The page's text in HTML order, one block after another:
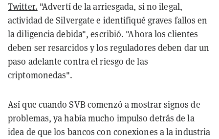
Twitter. "Advertí de la arriesgada, si no ilegal,
actividad de Silvergate e identifiqué graves fallos en
la diligencia debida", escribió. "Ahora los clientes
deben ser resarcidos y los reguladores deben dar un
paso adelante contra el riesgo de las
criptomonedas".
Así que cuando SVB comenzó a mostrar signos de
problemas, ya había mucho impulso detrás de la
idea de que los bancos con conexiones a la industria